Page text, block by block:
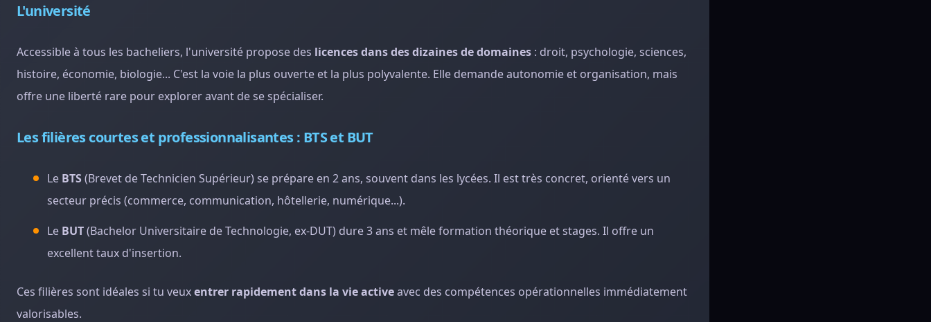
L'université
Accessible à tous les bacheliers, l'université propose des licences dans des dizaines de domaines : droit, psychologie, sciences,
histoire, économie, biologie... C'est la voie la plus ouverte et la plus polyvalente. Elle demande autonomie et organisation, mais
offre une liberté rare pour explorer avant de se spécialiser.
Les filières courtes et professionnalisantes : BTS et BUT
Le BTS(Brevet de Technicien Supérieur) se prépare en 2 ans, souvent dans les lycées. Il est très concret, orienté vers un
secteur précis (commerce, communication, hôtellerie, numérique...).
Le BUT(Bachelor Universitaire de Technologie, ex-DUT) dure 3 ans et mêle formation théorique et stages. Il offre un
excellent taux d'insertion.
Ces filières sont idéales si tu veuxentrer rapidement dans la vie activeavec des compétences opérationnelles immédiatement
valorisables.